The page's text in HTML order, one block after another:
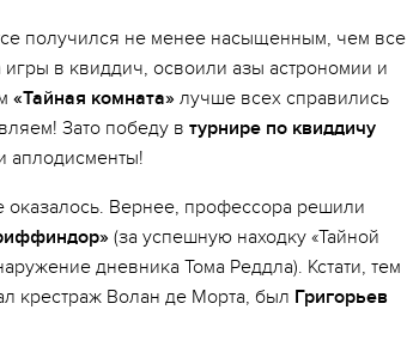
получился не менее насыщенным, чем все
в квиддич, освоили азы астрономии и
«Тайная комната» лучше всех справились
Зато победу в турнире по квиддичу
аплодисменты!
Вернее, профессора решили
(за успешную находку «Тайной
дневника Тома Реддла). Кстати, тем
крестраж Волан де Морта, был Григорьев